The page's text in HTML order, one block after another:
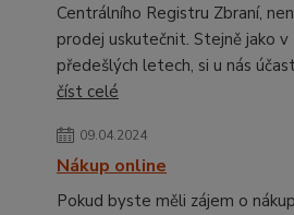
Centrálního Registru Zbraní,
prodej uskutečnit. Stejně jako v
předešlých letech, si u nás
číst celé
09.04.2024
Nákup online
Pokud byste měli zájem o